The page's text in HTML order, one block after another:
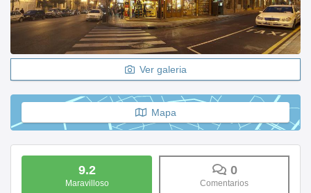
Ver galeria
Mapa
9.2
Maravilloso
0
Comentarios